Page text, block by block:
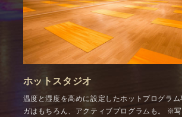
ホットスタジオ
温度と湿度を高めに設定したホットプログラム
ガはもちろん、アクティブプログラムも。
※写